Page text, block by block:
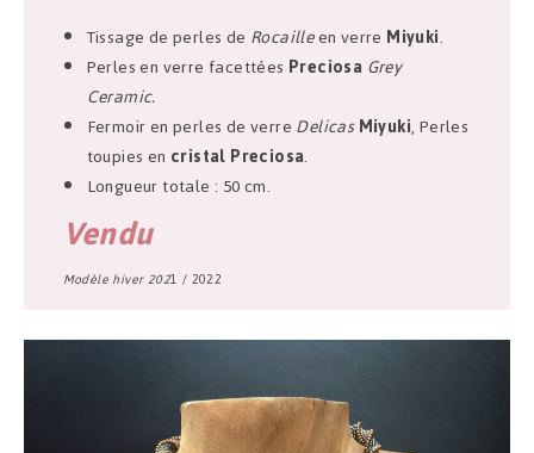
Tissage de perles de Rocailleen verre Miyuki.
Perles en verre facettées PreciosaGrey
Ceramic.
Fermoir en perles de verreDelicasMiyuki, Perles
toupies en cristal Preciosa.
Longueur totale : 50 cm.
Vendu
Modèle hiver 2021 / 2022